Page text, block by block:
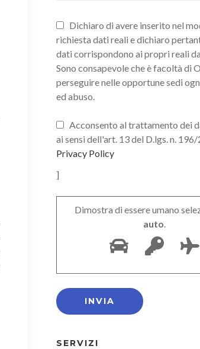
Dichiaro di avere inserito nel
richiesta dati reali e dichiaro
dati corrispondono ai propri reali
Sono consapevole che è facoltà di
perseguire nelle opportune sedi
ed abuso.
Acconsento al trattamento dei
ai sensi dell'art. 13 del D.lgs. n.
Privacy Policy
]
Dimostra di essere umano
auto.
SERVIZI